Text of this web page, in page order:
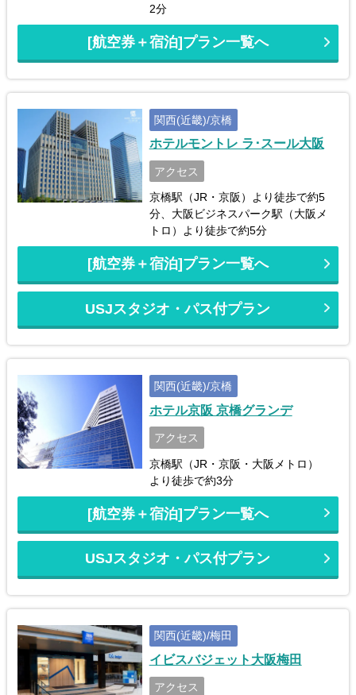
2分
[航空券＋宿泊]プラン一覧へ
関西(近畿)/京橋
ホテルモントレ ラ･スール大阪
アクセス
京橋駅（JR・京阪）より徒歩で約5
分、大阪ビジネスパーク駅（大阪メ
トロ）より徒歩で約5分
[航空券＋宿泊]プラン一覧へ
USJスタジオ・パス付プラン
関西(近畿)/京橋
ホテル京阪 京橋グランデ
アクセス
京橋駅（JR・京阪・大阪メトロ）
より徒歩で約3分
[航空券＋宿泊]プラン一覧へ
USJスタジオ・パス付プラン
関西(近畿)/梅田
イビスバジェット大阪梅田
アクセス